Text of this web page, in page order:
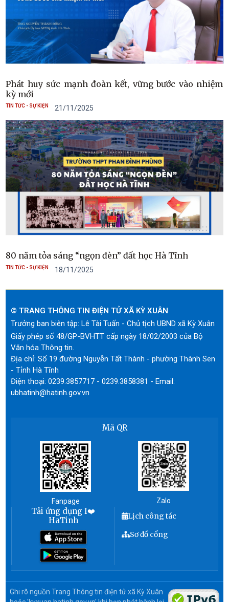
Phát huy sức mạnh đoàn kết, vững bước vào nhiệm
kỳ mới
TIN TỨC - SỰ KIỆN 21/11/2025
80 năm tỏa sáng “ngọn đèn” đất học Hà Tĩnh
TIN TỨC - SỰ KIỆN 18/11/2025
© TRANG THÔNG TIN ĐIỆN TỬ XÃ KỲ XUÂN
Trưởng ban biên tập: Lê Tài Tuấn - Chủ tịch UBND xã Kỳ Xuân
Giấy phép số 48/GP-BVHTT cấp ngày 18/02/2003 của Bộ
Văn hóa Thông tin.
Địa chỉ: Số 19 đường Nguyễn Tất Thành - phường Thành Sen
- Tỉnh Hà Tĩnh
Điện thoại: 0239.3857717 - 0239.3858381 - Email:
ubhatinh@hatinh.gov.vn
Mã QR
Fanpage Zalo
Tải ứng dụng I❤️
HaTinh
Lịch công tác
Sơ đồ cổng
Ghi rõ nguồn Trang Thông tin điện tử xã Kỳ Xuân